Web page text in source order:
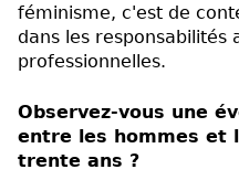
féminisme, c'est de
dans les responsabilités
professionnelles.
Observez-vous une
entre les hommes et
trente ans ?